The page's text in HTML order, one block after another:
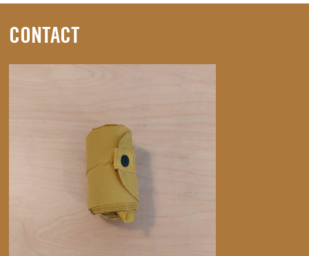
CONTACT